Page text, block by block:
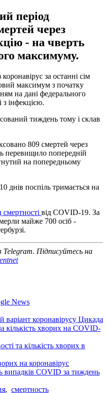
період
через
- на чверть
максимуму.
за останні сім
максимум з початку
на дані федерального
з інфекцією.
тиждень тому і склав
809 смертей через
перевищило попередній
на попередньому
днів поспіль тримається на
від COVID-19. За
майже 700 осіб -
Telegram. Підписуйтесь на
News
коронавірусу Цикада
кількість хворих на COVID-
та кількість хворих в
на коронавірус
випадків COVID за тиждень
, смертность